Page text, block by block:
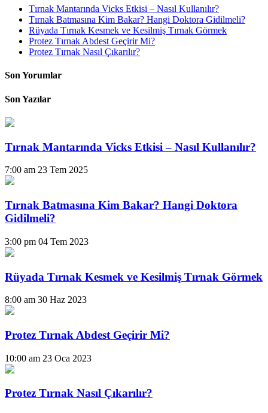
Tırnak Mantarında Vicks Etkisi – Nasıl Kullanılır?
Tırnak Batmasına Kim Bakar? Hangi Doktora Gidilmeli?
Rüyada Tırnak Kesmek ve Kesilmiş Tırnak Görmek
Protez Tırnak Abdest Geçirir Mi?
Protez Tırnak Nasıl Çıkarılır?
Son Yorumlar
Son Yazılar
Tırnak Mantarında Vicks Etkisi – Nasıl Kullanılır?
7:00 am 23 Tem 2025
Tırnak Batmasına Kim Bakar? Hangi Doktora
Gidilmeli?
3:00 pm 04 Tem 2023
Rüyada Tırnak Kesmek ve Kesilmiş Tırnak Görmek
8:00 am 30 Haz 2023
Protez Tırnak Abdest Geçirir Mi?
10:00 am 23 Oca 2023
Protez Tırnak Nasıl Çıkarılır?